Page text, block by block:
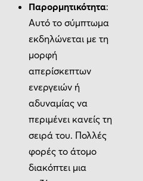
Παρορμητικότητα:
Αυτό το σύμπτωμα
εκδηλώνεται με τη
μορφή
απερίσκεπτων
ενεργειών ή
αδυναμίας να
περιμένει κανείς τη
σειρά του. Πολλές
φορές το άτομο
διακόπτει μια